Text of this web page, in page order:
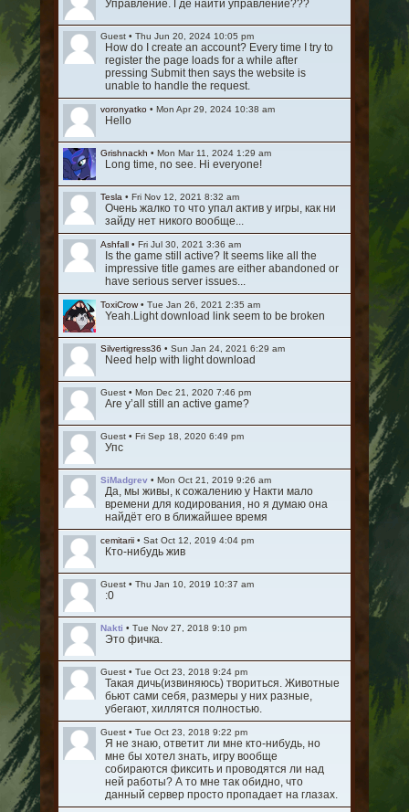
Управление. Где найти управление???
Guest • Thu Jun 20, 2024 10:05 pm
How do I create an account? Every time I try to
register the page loads for a while after
pressing Submit then says the website is
unable to handle the request.
voronyatko • Mon Apr 29, 2024 10:38 am
Hello
Grishnackh • Mon Mar 11, 2024 1:29 am
Long time, no see. Hi everyone!
Tesla • Fri Nov 12, 2021 8:32 am
Очень жалко то что упал актив у игры, как ни
зайду нет никого вообще...
Ashfall • Fri Jul 30, 2021 3:36 am
Is the game still active? It seems like all the
impressive title games are either abandoned or
have serious server issues...
ToxiCrow• Tue Jan 26, 2021 2:35 am
Yeah.Light download link seem to be broken
Silvertigress36 • Sun Jan 24, 2021 6:29 am
Need help with light download
Guest • Mon Dec 21, 2020 7:46 pm
Are y’all still an active game?
Guest • Fri Sep 18, 2020 6:49 pm
Упс
SiMadgrev • Mon Oct 21, 2019 9:26 am
Да, мы живы, к сожалению у Накти мало
времени для кодирования, но я думаю она
найдёт его в ближайшее время
cemitarii • Sat Oct 12, 2019 4:04 pm
Кто-нибудь жив
Guest • Thu Jan 10, 2019 10:37 am
:0
Nakti • Tue Nov 27, 2018 9:10 pm
Это фичка.
Guest • Tue Oct 23, 2018 9:24 pm
Такая дичь(извиняюсь) твориться. Животные
бьют сами себя, размеры у них разные,
убегают, хиллятся полностью.
Guest • Tue Oct 23, 2018 9:22 pm
Я не знаю, ответит ли мне кто-нибудь, но
мне бы хотел знать, игру вообще
собираются фиксить и проводятся ли над
ней работы? А то мне так обидно, что
данный сервер просто пропадает на глазах.